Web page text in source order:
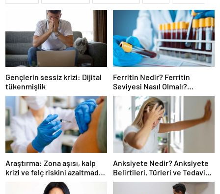
Gençlerin sessiz krizi: Dijital
tükenmişlik
Ferritin Nedir? Ferritin
Seviyesi Nasıl Olmalı?
Yüksekliği ve Düşüklüğü
Sağlığınızı Nasıl Etkiler?
Araştırma: Zona aşısı, kalp
krizi ve felç riskini azaltmada
Anksiyete Nedir? Anksiyete
Belirtileri, Türleri ve Tedavi
Yöntemleri Nelerdir?